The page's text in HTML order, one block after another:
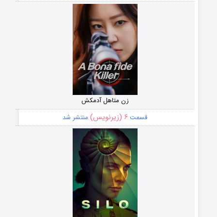
زن متاهل آدمکش
قسمت ۶ (زیرنویس) منتشر شد